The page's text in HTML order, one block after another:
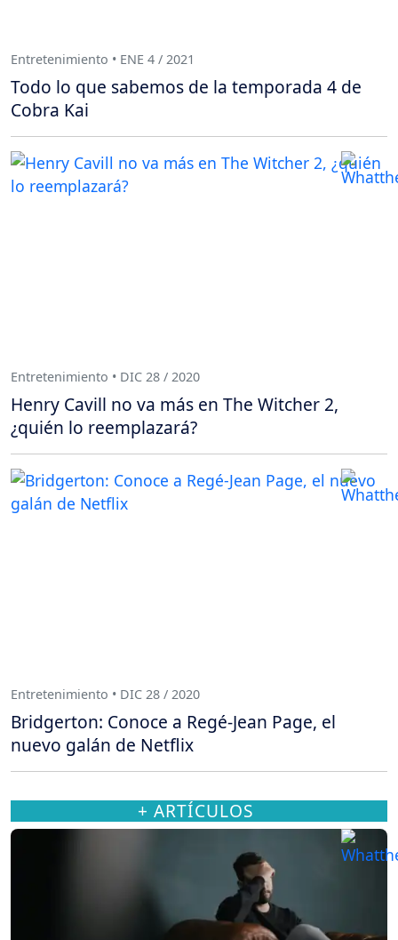
Entretenimiento • ENE 4 / 2021
Todo lo que sabemos de la temporada 4 de
Cobra Kai
Entretenimiento • DIC 28 / 2020
Henry Cavill no va más en The Witcher 2,
¿quién lo reemplazará?
Entretenimiento • DIC 28 / 2020
Bridgerton: Conoce a Regé-Jean Page, el
nuevo galán de Netflix
+ ARTÍCULOS